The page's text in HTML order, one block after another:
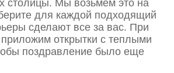
столицы. Мы возьмем это на
для каждой подходящий
сделают все за вас. При
приложим открытки с теплыми
поздравление было еще